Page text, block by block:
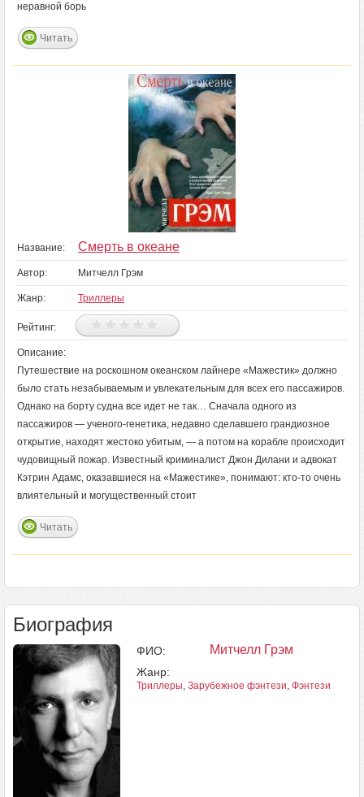
неравной борь
Читать
Название: Смерть в океане
Автор: Митчелл Грэм
Жанр: Триллеры
Рейтинг:
Описание:
Путешествие на роскошном океанском лайнере «Мажестик» должно
было стать незабываемым и увлекательным для всех его пассажиров.
Однако на борту судна все идет не так… Сначала одного из
пассажиров — ученого-генетика, недавно сделавшего грандиозное
открытие, находят жестоко убитым, — а потом на корабле происходит
чудовищный пожар. Известный криминалист Джон Дилани и адвокат
Кэтрин Адамс, оказавшиеся на «Мажестике», понимают: кто-то очень
влиятельный и могущественный стоит
Читать
Биография
ФИО: Митчелл Грэм
Жанр:
Триллеры, Зарубежное фэнтези, Фэнтези